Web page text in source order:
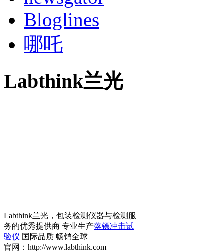
Bloglines
哪吒
Labthink兰光
Labthink兰光，包装检测仪器与检测服
务的优秀提供商 专业生产落镖冲击试
验仪 国际品质 畅销全球
官网：http://www.labthink.com